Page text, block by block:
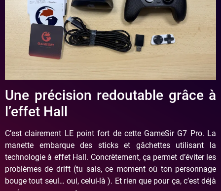
Une précision redoutable grâce à
l’effet Hall
C’est clairement LE point fort de cette GameSir G7 Pro. La
manette embarque des sticks et gâchettes utilisant la
technologie à effet Hall. Concrètement, ça permet d’éviter les
problèmes de drift (tu sais, ce moment où ton personnage
bouge tout seul… oui, celui-là ). Et rien que pour ça, c’est déjà